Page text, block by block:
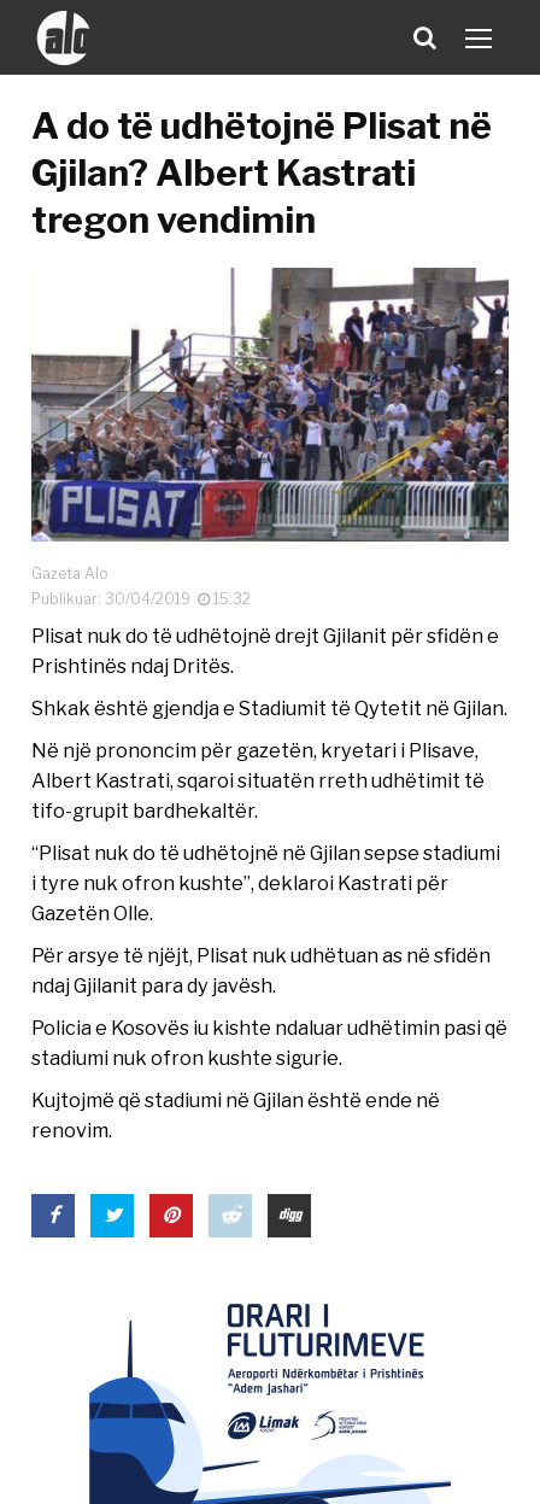
A do të udhëtojnë Plisat në
Gjilan? Albert Kastrati
tregon vendimin
Gazeta Alo
Publikuar: 30/04/2019
15:32
Plisat nuk do të udhëtojnë drejt Gjilanit për sfidën e
Prishtinës ndaj Dritës.
Shkak është gjendja e Stadiumit të Qytetit në Gjilan.
Në një prononcim për gazetën, kryetari i Plisave,
Albert Kastrati, sqaroi situatën rreth udhëtimit të
tifo-grupit bardhekaltër.
“Plisat nuk do të udhëtojnë në Gjilan sepse stadiumi
i tyre nuk ofron kushte”, deklaroi Kastrati për
Gazetën Olle.
Për arsye të njëjt, Plisat nuk udhëtuan as në sfidën
ndaj Gjilanit para dy javësh.
Policia e Kosovës iu kishte ndaluar udhëtimin pasi që
stadiumi nuk ofron kushte sigurie.
Kujtojmë që stadiumi në Gjilan është ende në
renovim.